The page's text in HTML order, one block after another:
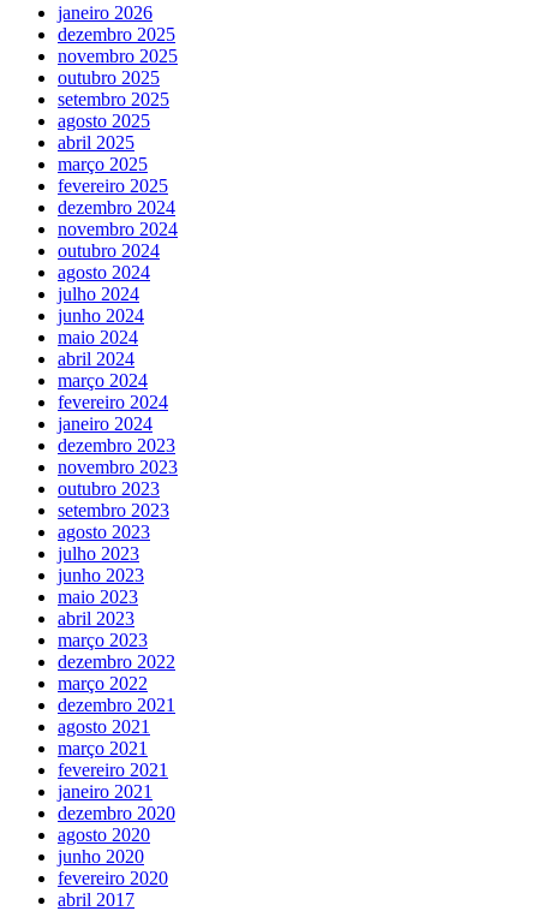
janeiro 2026
dezembro 2025
novembro 2025
outubro 2025
setembro 2025
agosto 2025
abril 2025
março 2025
fevereiro 2025
dezembro 2024
novembro 2024
outubro 2024
agosto 2024
julho 2024
junho 2024
maio 2024
abril 2024
março 2024
fevereiro 2024
janeiro 2024
dezembro 2023
novembro 2023
outubro 2023
setembro 2023
agosto 2023
julho 2023
junho 2023
maio 2023
abril 2023
março 2023
dezembro 2022
março 2022
dezembro 2021
agosto 2021
março 2021
fevereiro 2021
janeiro 2021
dezembro 2020
agosto 2020
junho 2020
fevereiro 2020
abril 2017